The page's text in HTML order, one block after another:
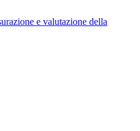
e valutazione della